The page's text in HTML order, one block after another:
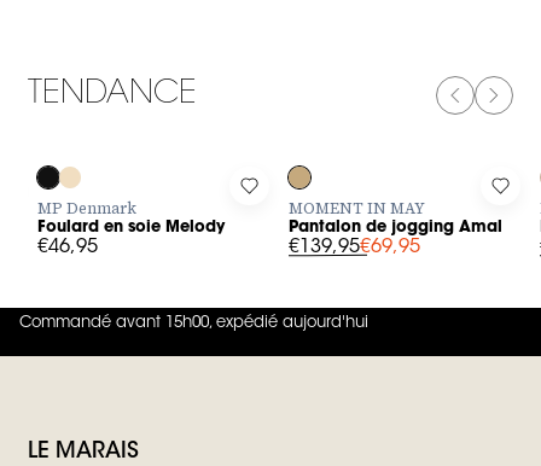
TENDANCE
in to add Foulard en soie Melody to your wishlist
MP Denmark
Foulard en soie Melody
€46,95
Log in to add Pantalon de
MOMENT IN MAY
Pantalon de jogging Amal
€139,95€69,95
Log
Commandé avant 15h00, expédié aujourd'hui
4.8 sur 5 ( 42 Avis)
LE MARAIS